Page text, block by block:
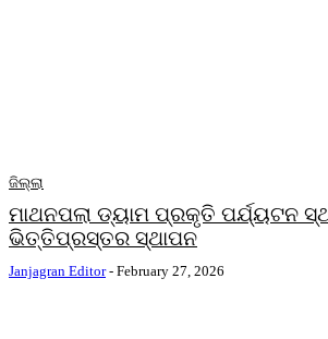
ଜିଲ୍ଲା
ମାଥନପଲା ଡ୍ୟାମ ପ୍ରକୃତି ପର୍ଯ୍ୟଟନ
ଭିତ୍ତିପ୍ରସ୍ତର ସ୍ଥାପନ
Janjagran Editor - February 27, 2026